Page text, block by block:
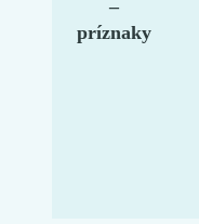
–
príznaky